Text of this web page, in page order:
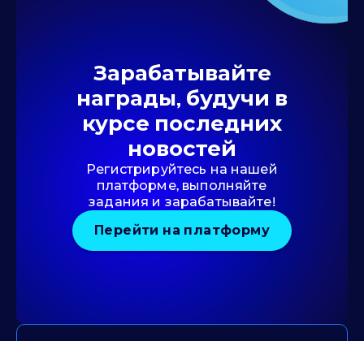
Зарабатывайте
награды, будучи в
курсе последних
новостей
Регистрируйтесь на нашей
платформе, выполняйте
задания и зарабатывайте!
Перейти на платформу